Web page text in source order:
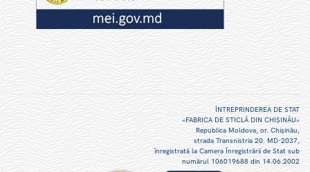
ÎNTREPRINDEREA DE STAT
«FABRICA DE STICLĂ DIN CHIŞINĂU»
Republica Moldova, or. Chişinău,
strada Transnistria 20. MD-2037,
înregistrată la Camera Înregistrării de Stat sub
numărul 106019688 din 14.06.2002